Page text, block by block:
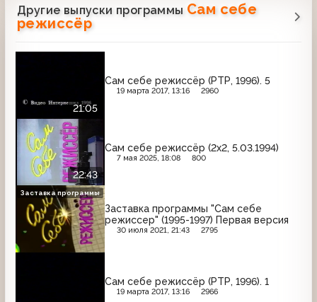
Другие выпуски программы Сам себе
режиссёр
21:05
Сам себе режиссёр (РТР, 1996). 5
19 марта 2017, 13:16 2960
22:43
Сам себе режиссёр (2х2, 5.03.1994)
7 мая 2025, 18:08 800
Заставка программы "Сам себе
режиссер" (1995-1997) Первая версия
30 июля 2021, 21:43 2795
Заставка программы
Сам себе режиссёр (РТР, 1996). 1
19 марта 2017, 13:16 2966